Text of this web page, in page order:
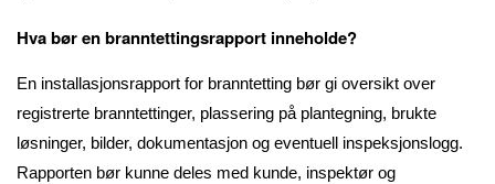
Hva bør en branntettingsrapport inneholde?
En installasjonsrapport for branntetting bør gi oversikt over
registrerte branntettinger, plassering på plantegning, brukte
løsninger, bilder, dokumentasjon og eventuell inspeksjonslogg.
Rapporten bør kunne deles med kunde, inspektør og